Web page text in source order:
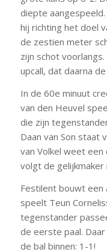
diepte
hij richting het doel
de zestien meter
zijn schot
upcall, dat daarna
In de 60e minuut
van den Heuvel
die zijn
Daan van Son staat
van Volkel weet
volgt de gelijkmaker
Festilent bouwt een
speelt Teun
tegenstander
de eerste paal.
de bal binnen: 1-1!